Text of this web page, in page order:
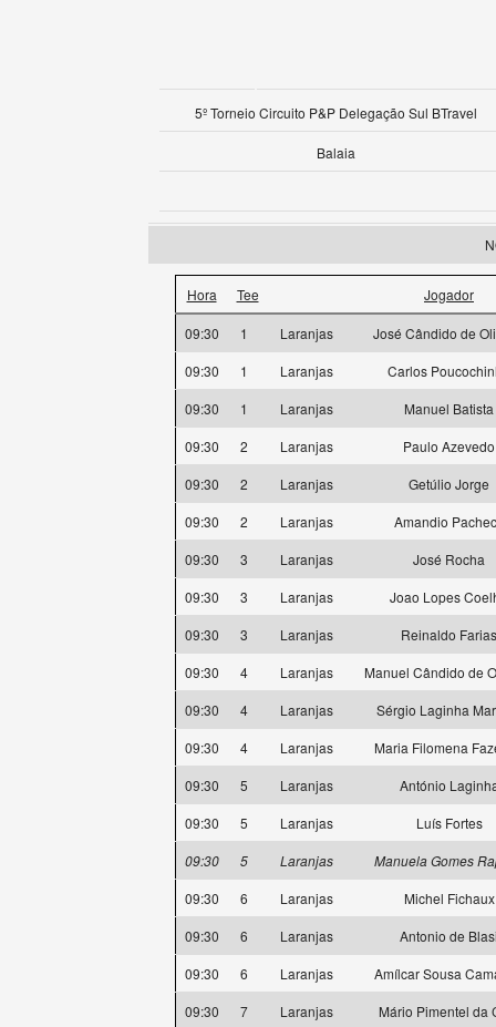
5º Torneio Circuito P&P Delegação Sul BTravel
Balaia
Hora Tee Jogador
09:30 1 Laranjas
José Cândido de
09:30
1 Laranjas
Carlos
09:30
1 Laranjas
Manuel Batista
09:30
2 Laranjas
Paulo Azevedo
09:30
2 Laranjas
Getúlio Jorge
09:30
2 Laranjas
Amandio
09:30
3 Laranjas
José Rocha
09:30
3 Laranjas
Joao Lopes
09:30
3 Laranjas
Reinaldo Farias
09:30
4 Laranjas
Manuel Cândido de
09:30
4 Laranjas
Sérgio Laginha
09:30
4 Laranjas
Maria Filomena
09:30
5 Laranjas
António
09:30
5 Laranjas
Luís Fortes
09:30
5 Laranjas
Manuela Gomes
09:30
6 Laranjas
Michel Fichaux
09:30
6 Laranjas
Antonio de
09:30
6 Laranjas
Amílcar Sousa
09:30
7 Laranjas
Mário Pimentel da